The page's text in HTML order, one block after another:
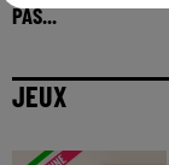
PAS...
JEUX